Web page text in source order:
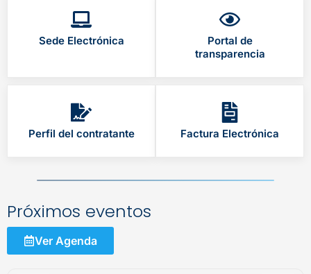
Sede Electrónica
Portal de
transparencia
Perfil del contratante Factura Electrónica
Próximos eventos
Ver Agenda